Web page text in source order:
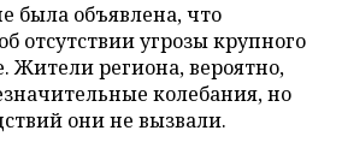
была объявлена, что
отсутствии угрозы крупного
Жители региона, вероятно,
колебания, но
они не вызвали.